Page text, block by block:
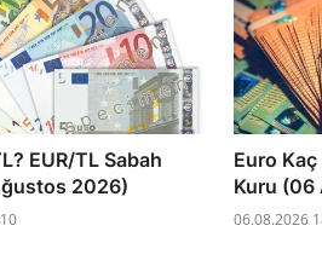
EUR/TL Sabah
2026)
Euro
Kuru
06.08.2026